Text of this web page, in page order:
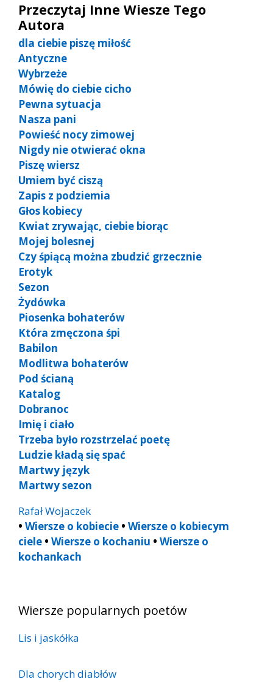
Przeczytaj Inne Wiesze Tego
Autora
dla ciebie piszę miłość
Antyczne
Wybrzeże
Mówię do ciebie cicho
Pewna sytuacja
Nasza pani
Powieść nocy zimowej
Nigdy nie otwierać okna
Piszę wiersz
Umiem być ciszą
Zapis z podziemia
Głos kobiecy
Kwiat zrywając, ciebie biorąc
Mojej bolesnej
Czy śpiącą można zbudzić grzecznie
Erotyk
Sezon
Żydówka
Piosenka bohaterów
Która zmęczona śpi
Babilon
Modlitwa bohaterów
Pod ścianą
Katalog
Dobranoc
Imię i ciało
Trzeba było rozstrzelać poetę
Ludzie kładą się spać
Martwy język
Martwy sezon
Rafał Wojaczek
• Wiersze o kobiecie • Wiersze o kobiecym
ciele • Wiersze o kochaniu • Wiersze o
kochankach
Wiersze popularnych poetów
Lis i jaskółka
Dla chorych diabłów